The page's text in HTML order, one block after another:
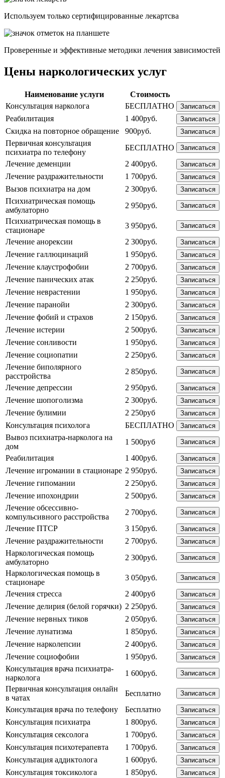
Используем только сертифицированные лекартсва
Проверенные и эффективные методики лечения зависимостей
Цены наркологических услуг
Наименование услуги
Стоимость
Консультация нарколога
БЕСПЛАТНО Записаться
Реабилитация 1 400руб. Записаться
Скидка на повторное обращение 900руб. Записаться
Первичная консультация
психиатра по телефону
БЕСПЛАТНО Записаться
Лечение деменции 2 400руб. Записаться
Лечение раздражительности 1 700руб. Записаться
Вызов психиатра на дом 2 300руб. Записаться
Психиатрическая помощь
амбулаторно
2 950руб. Записаться
Психиатрическая помощь в
стационаре
3 950руб. Записаться
Лечение анорексии 2 300руб. Записаться
Лечение галлюцинаций 1 950руб. Записаться
Лечение клаустрофобии 2 700руб. Записаться
Лечение панических атак 2 250руб. Записаться
Лечение неврастении 1 950руб. Записаться
Лечение паранойи 2 300руб. Записаться
Лечение фобий и страхов 2 150руб. Записаться
Лечение истерии 2 500руб. Записаться
Лечение сонливости 1 950руб. Записаться
Лечение социопатии 2 250руб. Записаться
Лечение биполярного
расстройства
2 850руб. Записаться
Лечение депрессии 2 950руб. Записаться
Лечение шопоголизма 2 300руб. Записаться
Лечение булимии 2 250руб Записаться
Консультация психолога БЕСПЛАТНО Записаться
Вывоз психиатра-нарколога на
дом
1 500руб Записаться
Реабилитация 1 400руб. Записаться
Лечение игромании в стационаре 2 950руб. Записаться
Лечение гипомании 2 250руб. Записаться
Лечение ипохондрии 2 500руб. Записаться
Лечение обсессивно-
компульсивного расстройства
2 700руб. Записаться
Лечение ПТСР 3 150руб. Записаться
Лечение раздражительности 2 700руб. Записаться
Наркологическая помощь
амбулаторно
2 300руб. Записаться
Наркологическая помощь в
стационаре
3 050руб. Записаться
Лечения стресса 2 400руб Записаться
Лечение делирия (белой горячки) 2 250руб. Записаться
Лечение нервных тиков 2 050руб. Записаться
Лечение лунатизма 1 850руб. Записаться
Лечение нарколепсии 2 400руб. Записаться
Лечение социофобии 1 950руб. Записаться
Консультация врача психиатра-
нарколога
1 600руб. Записаться
Первичная консультация онлайн
в чатах
Бесплатно Записаться
Консультация врача по телефону Бесплатно Записаться
Консультация психиатра 1 800руб. Записаться
Консультация сексолога 1 700руб. Записаться
Консультация психотерапевта 1 700руб. Записаться
Консультация аддиктолога 1 600руб. Записаться
Консультация токсиколога 1 850руб. Записаться